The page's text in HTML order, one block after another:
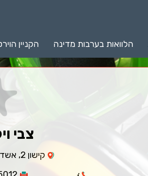
הלוואות בערבות מדינה הקניין
צבי
קישון 2, אשדוד 77704